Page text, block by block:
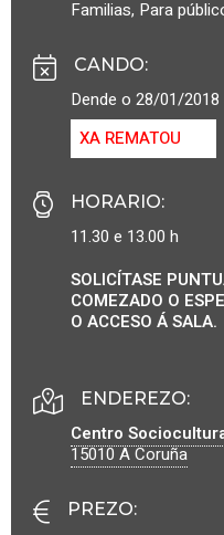
Familias, Para
CANDO:
Dende o 28/01/
XA REMATOU
HORARIO:
11.30 e 13.00 h
SOLICÍTASE
COMEZADO O
O ACCESO Á SALA.
ENDEREZO:
Centro
15010A Coruña
PREZO: